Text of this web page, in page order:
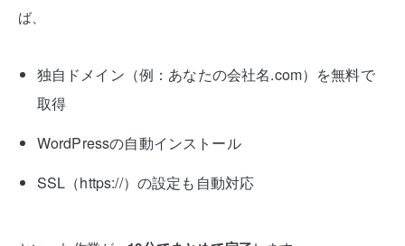
ば、
独自ドメイン（例：あなたの会社名.com）を無料で
取得
WordPressの自動インストール
SSL（https://）の設定も自動対応